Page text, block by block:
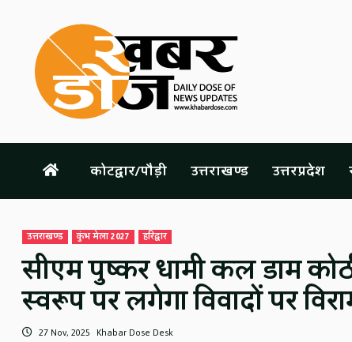
content
कोटद्वार/पौड़ी उत्तराखण्ड उत्तरप्रदेश
उत्तराखण्ड कुंभ मेला 2027 हरिद्वार
सीएम पुष्कर धामी कल डाम
स्वरूप पर लगेगा विवादों पर
27 Nov, 2025 Khabar Dose Desk